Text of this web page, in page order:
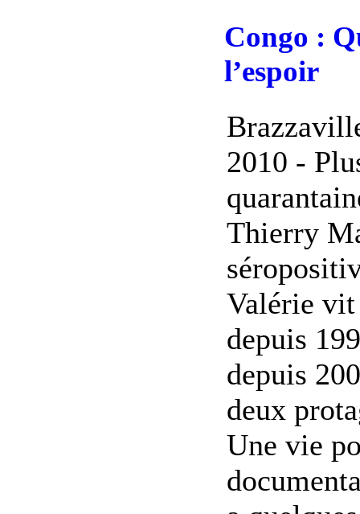
Congo :
l’espoir
2010 -
Thierry
Valérie
depuis
depuis
deux
Une vie